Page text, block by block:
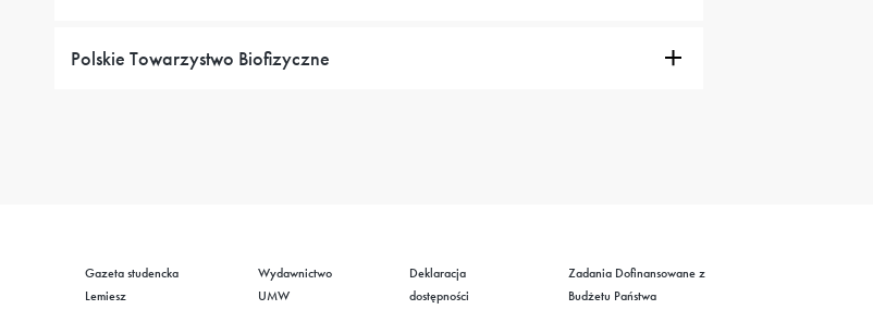
Polskie Towarzystwo Biofizyczne
Gazeta studencka
Lemiesz
Wydawnictwo
UMW
Deklaracja
dostępności
Zadania Dofinansowane z
Budżetu Państwa